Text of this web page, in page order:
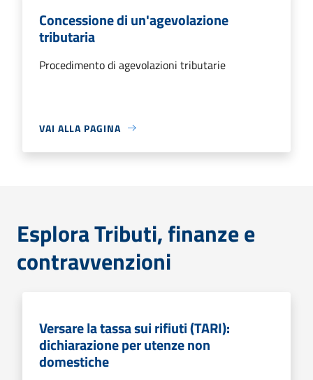
Concessione di un'agevolazione
tributaria
Procedimento di agevolazioni tributarie
VAI ALLA PAGINA
Esplora Tributi, finanze e
contravvenzioni
Versare la tassa sui rifiuti (TARI):
dichiarazione per utenze non
domestiche